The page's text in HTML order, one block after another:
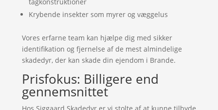
Krybende insekter som myrer og væggelus
Vores erfarne team kan hjælpe dig med sikker
identifikation og fjernelse af de mest almindelige
skadedyr, der kan skade din ejendom i Brande.
Prisfokus: Billigere end
gennemsnittet